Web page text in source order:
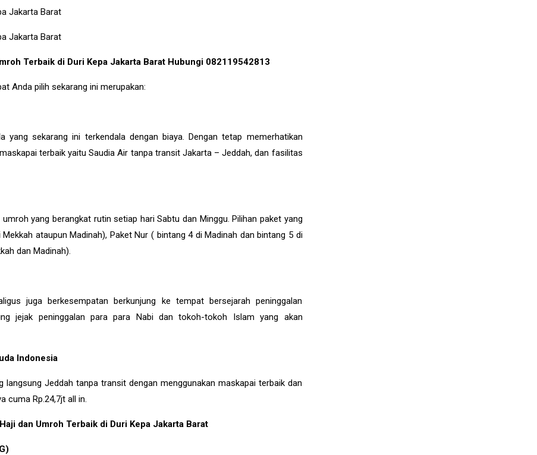
Terbaik di Duri Kepa Jakarta Barat Hubungi 082119542813
Anda pilih sekarang ini merupakan:
sekarang ini terkendala dengan biaya. Dengan tetap memerhatikan
terbaik yaitu Saudia Air tanpa transit Jakarta – Jeddah, dan fasilitas
yang berangkat rutin setiap hari Sabtu dan Minggu. Pilihan paket yang
ataupun Madinah), Paket Nur ( bintang 4 di Madinah dan bintang 5 di
dan Madinah).
juga berkesempatan berkunjung ke tempat bersejarah peninggalan
jejak peninggalan para para Nabi dan tokoh-tokoh Islam yang akan
Indonesia
langsung Jeddah tanpa transit dengan menggunakan maskapai terbaik dan
cuma Rp.24,7jt all in.
dan Umroh Terbaik di Duri Kepa Jakarta Barat